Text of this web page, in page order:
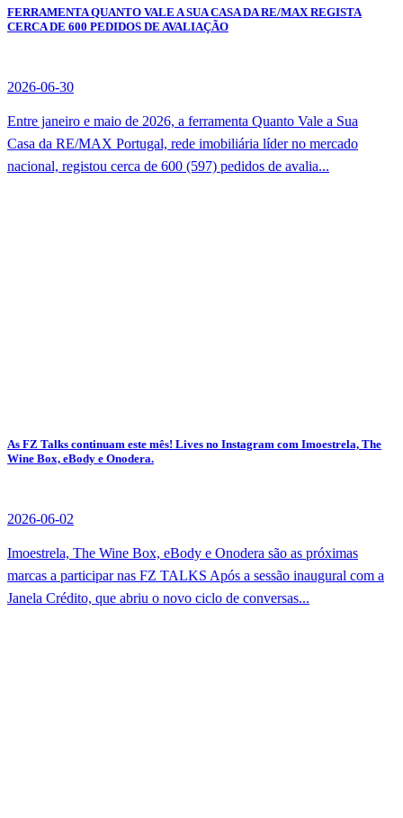
FERRAMENTA QUANTO VALE A SUA CASA DA RE/MAX REGISTA
CERCA DE 600 PEDIDOS DE AVALIAÇÃO
2026-06-30
Entre janeiro e maio de 2026, a ferramenta Quanto Vale a Sua
Casa da RE/MAX Portugal, rede imobiliária líder no mercado
nacional, registou cerca de 600 (597) pedidos de avalia...
As FZ Talks continuam este mês! Lives no Instagram com Imoestrela, The
Wine Box, eBody e Onodera.
2026-06-02
Imoestrela, The Wine Box, eBody e Onodera são as próximas
marcas a participar nas FZ TALKS Após a sessão inaugural com a
Janela Crédito, que abriu o novo ciclo de conversas...